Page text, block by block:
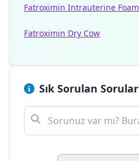
Fatroximin Intrauterine Foam
Fatroximin Dry Cow
Sık Sorulan Sorular